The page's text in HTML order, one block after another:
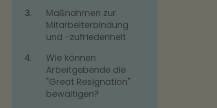
Maßnahmen zur
Mitarbeiterbindung
und -zufriedenheit
Wie können
Arbeitgebende die
"Great Resignation"
bewältigen?